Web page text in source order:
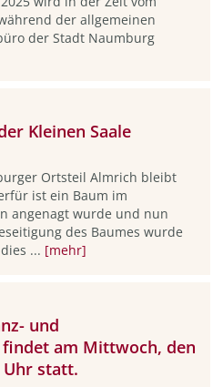
der allgemeinen
der Stadt Naumburg
Kleinen Saale
Ortsteil Almrich bleibt
ist ein Baum im
angenagt wurde und nun
des Baumes wurde
... [mehr]
und
findet am Mittwoch, den
Uhr statt.